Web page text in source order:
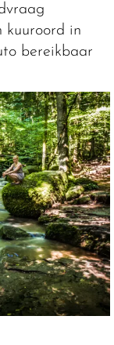
kuuroord in
bereikbaar